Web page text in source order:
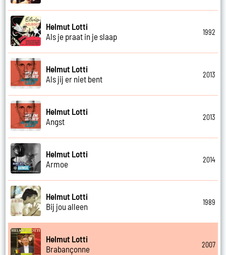
Helmut Lotti
Als je praat in je slaap
1992
Helmut Lotti
Als jij er niet bent
2013
Helmut Lotti
Angst
2013
Helmut Lotti
Armoe
2014
Helmut Lotti
Bij jou alleen
1989
Helmut Lotti
Brabançonne
2007